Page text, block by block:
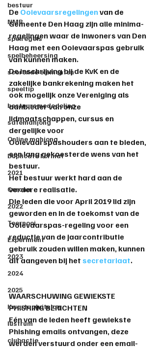
bestuur
NMB
spelregels
spelbeheersing
scorende elementen
speeltip
bestuursmededeling
safemahjong
Online mahjong
Duplicate Format
2021
Corona
2022
Toernooi
Experiment
2023
2024
2025
Kwartaaluitslag
lustrum
clubactie
De Ooievaarsregelingen van de
Gemeente Den Haag zijn alle minima-
regelingen waar de inwoners van Den
Haag met een Ooievaarspas gebruik
van kunnen maken.
De inschrijving bij de KvK en de
zakelijke bankrekening maken het
ook mogelijk onze Vereniging als
aanbieder van onze
lidmaatschappen, cursus en
dergelijke voor
Ooievaarspashouders aan te bieden,
een lang gekoesterde wens van het
bestuur.
Het bestuur werkt hard aan de
verdere realisatie.
Die leden die voor April 2019 lid zijn
geworden en in de toekomst van de
Ooievaarspas-regeling voor een
reductie van de jaarcontributie
gebruik zouden willen maken, kunnen
dit aangeven bij het secretariaat.
WAARSCHUWING GEWIEKSTE
PHISHING BERICHTEN
Eén van de leden heeft gewiekste
Phishing emails ontvangen, deze
werden verstuurd onder een email-